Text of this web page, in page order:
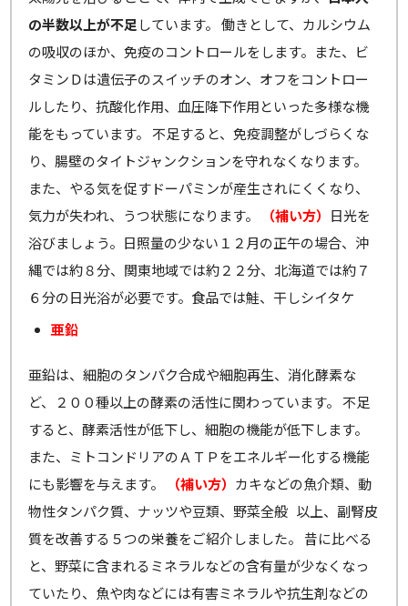
の半数以上が不足 しています。 働きとして、カルシウム
の吸収のほか、免疫のコントロールをします。また、ビ
タミンＤは遺伝子のスイッチのオン、オフをコントロー
ルしたり、抗酸化作用、血圧降下作用といった多様な機
能をもっています。 不足すると、免疫調整がしづらくな
り、腸壁のタイトジャンクションを守れなくなります。
また、やる気を促すドーパミンが産生されにくくなり、
気力が失われ、うつ状態になります。
（補い方） 日光を
浴びましょう。日照量の少ない１２月の正午の場合、沖
縄では約８分、関東地域では約２２分、北海道では約７
６分の日光浴が必要です。食品では鮭、干しシイタケ
亜鉛
亜鉛は、細胞のタンパク合成や細胞再生、消化酵素な
ど、２００種以上の酵素の活性に関わっています。 不足
すると、酵素活性が低下し、細胞の機能が低下します。
また、ミトコンドリアのＡＴＰをエネルギー化する機能
にも影響を与えます。
（補い方） カキなどの魚介類、動
物性タンパク質、ナッツや豆類、野菜全般 以上、副腎皮
質を改善する５つの栄養をご紹介しました。 昔に比べる
と、野菜に含まれるミネラルなどの含有量が少なくなっ
ていたり、魚や肉などには有害ミネラルや抗生剤などの